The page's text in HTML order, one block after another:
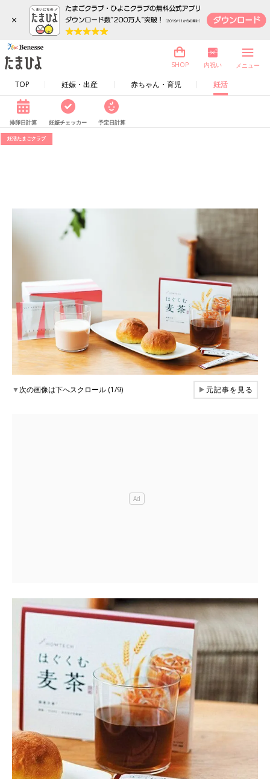
×
TOP 妊娠・出産 赤ちゃん・育児 妊活
SHOP 内祝い メニュー
排卵日計算 妊娠チェッカー 予定日計算
妊活たまごクラブ
▼次の画像は下へスクロール (1/9) ▶元記事を見る